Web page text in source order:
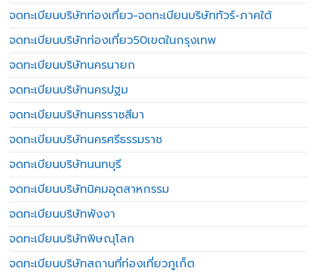
จดทะเบียนบริษัทท่องเที่ยว-จดทะเบียนบริษัททัวร์-ภาคใต้
จดทะเบียนบริษัทท่องเที่ยว50เขตในกรุงเทพ
จดทะเบียนบริษัทนครนายก
จดทะเบียนบริษัทนครปฐม
จดทะเบียนบริษัทนครราชสีมา
จดทะเบียนบริษัทนครศรีธรรมราช
จดทะเบียนบริษัทนนทบุรี
จดทะเบียนบริษัทนิคมอุตสาหกรรม
จดทะเบียนบริษัทพังงา
จดทะเบียนบริษัทพิษณุโลก
จดทะเบียนบริษัทสถานที่ท่องเที่ยวภูเก็ต